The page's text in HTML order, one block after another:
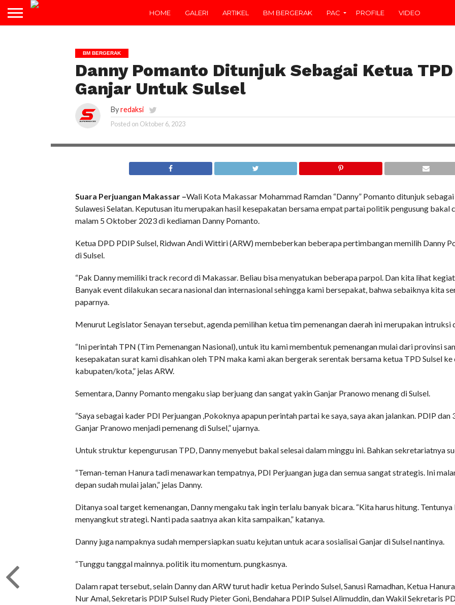
HOME GALERI ARTIKEL BM BERGERAK PAC PROFILE VIDEO
BM BERGERAK
Danny Pomanto Ditunjuk Sebagai Ketua TPD
Ganjar Untuk Sulsel
Byredaksi
Posted on Oktober 6, 2023
Suara Perjuangan Makassar –Wali Kota Makassar Mohammad Ramdan “Danny” Pomanto ditunjuk
Sulawesi Selatan. Keputusan itu merupakan hasil kesepakatan bersama empat partai politik pengusung bakal
malam 5 Oktober 2023 di kediaman Danny Pomanto.
Ketua DPD PDIP Sulsel, Ridwan Andi Wittiri (ARW) membeberkan beberapa pertimbangan memilih Danny
di Sulsel.
“Pak Danny memiliki track record di Makassar. Beliau bisa menyatukan beberapa parpol. Dan kita lihat
Banyak event dilakukan secara nasional dan internasional sehingga kami bersepakat, bahwa sebaiknya kita
paparnya.
Menurut Legislator Senayan tersebut, agenda pemilihan ketua tim pemenangan daerah ini merupakan intruksi
“Ini perintah TPN (Tim Pemenangan Nasional), untuk itu kami membentuk pemenangan mulai dari provinsi
kesepakatan surat kami disahkan oleh TPN maka kami akan bergerak serentak bersama ketua TPD Sulsel
kabupaten/kota,” jelas ARW.
Sementara, Danny Pomanto mengaku siap berjuang dan sangat yakin Ganjar Pranowo menang di Sulsel.
“Saya sebagai kader PDI Perjuangan ,Pokoknya apapun perintah partai ke saya, saya akan jalankan. PDIP
Ganjar Pranowo menjadi pemenang di Sulsel,” ujarnya.
Untuk struktur kepengurusan TPD, Danny menyebut bakal selesai dalam minggu ini. Bahkan sekretariatnya
“Teman-teman Hanura tadi menawarkan tempatnya, PDI Perjuangan juga dan semua sangat strategis. Ini
depan sudah mulai jalan,” jelas Danny.
Ditanya soal target kemenangan, Danny mengaku tak ingin terlalu banyak bicara. “Kita harus hitung.
menyangkut strategi. Nanti pada saatnya akan kita sampaikan,” katanya.
Danny juga nampaknya sudah mempersiapkan suatu kejutan untuk acara sosialisai Ganjar di Sulsel nantinya.
“Tunggu tanggal mainnya. politik itu momentum. pungkasnya.
Dalam rapat tersebut, selain Danny dan ARW turut hadir ketua Perindo Sulsel, Sanusi Ramadhan, Ketua
Nur Amal, Sekretaris PDIP Sulsel Rudy Pieter Goni, Bendahara PDIP Sulsel Alimuddin, dan Wakil Sekretaris